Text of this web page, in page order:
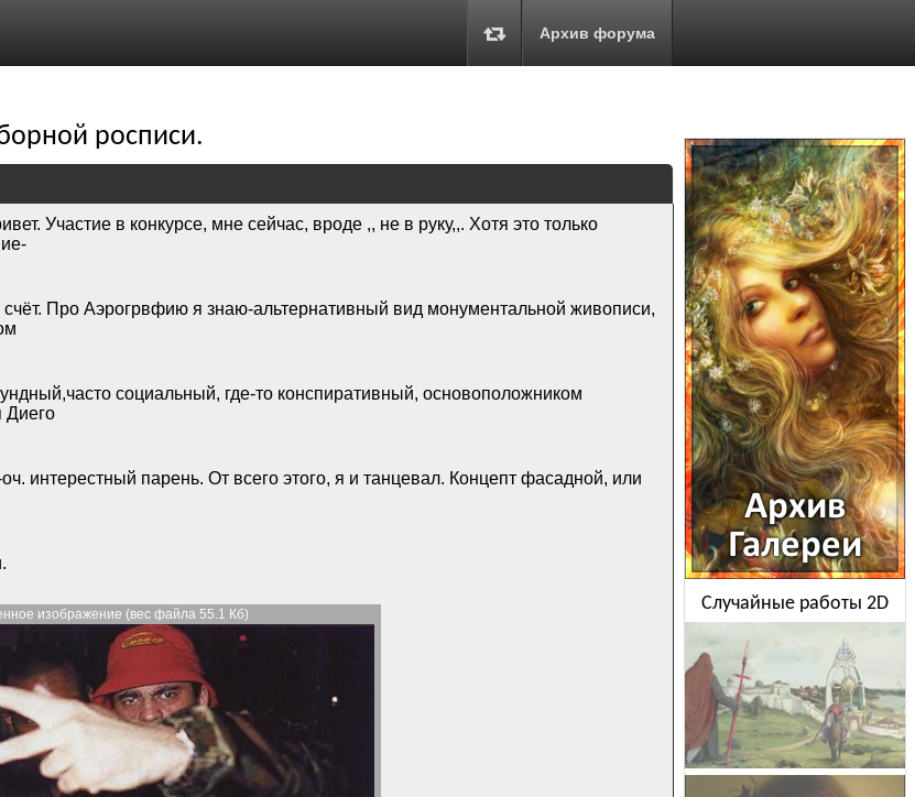
Архив форума
росписи.
Участие в конкурсе, мне сейчас, вроде ,, не в руку,,. Хотя это только
счёт. Про Аэрогрвфию я знаю-альтернативный вид монументальной живописи,
социальный, где-то конспиративный, основоположником
Диего
интерестный парень. От всего этого, я и танцевал. Концепт фасадной, или
изображение (вес файла 55.1 Кб) Случайные работы 2D